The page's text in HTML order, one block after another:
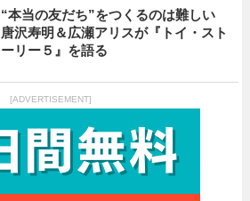
“本当の友だち”をつくるのは難しい
唐沢寿明＆広瀬アリスが『トイ・スト
ーリー５』を語る
[ADVERTISEMENT]